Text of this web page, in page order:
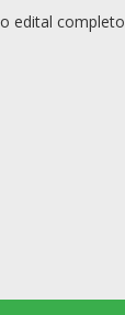
edital completo